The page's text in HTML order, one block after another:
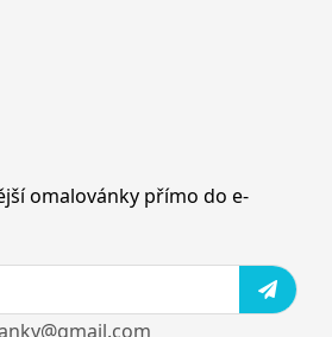
omalovánky přímo do e-